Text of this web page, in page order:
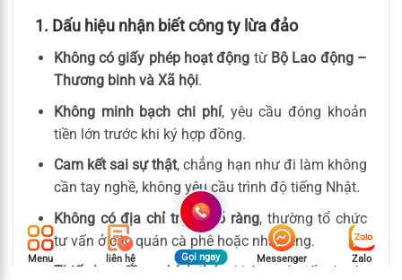
1. Dấu hiệu nhận biết công ty lừa đảo
Không có giấy phép hoạt động từ Bộ Lao động –
Thương binh và Xã hội.
Không minh bạch chi phí, yêu cầu đóng khoản
tiền lớn trước khi ký hợp đồng.
Cam kết sai sự thật, chẳng hạn như đi làm không
cần tay nghề, không yêu cầu trình độ tiếng Nhật.
Không có địa chỉ trụ sở rõ ràng, thường tổ chức
tư vấn ở các quán cà phê hoặc nhà riêng.
Thiếu hợp đồng chính thức
, không có giấy tờ xác
Menu liên hệ Gọi ngay Messenger Zalo